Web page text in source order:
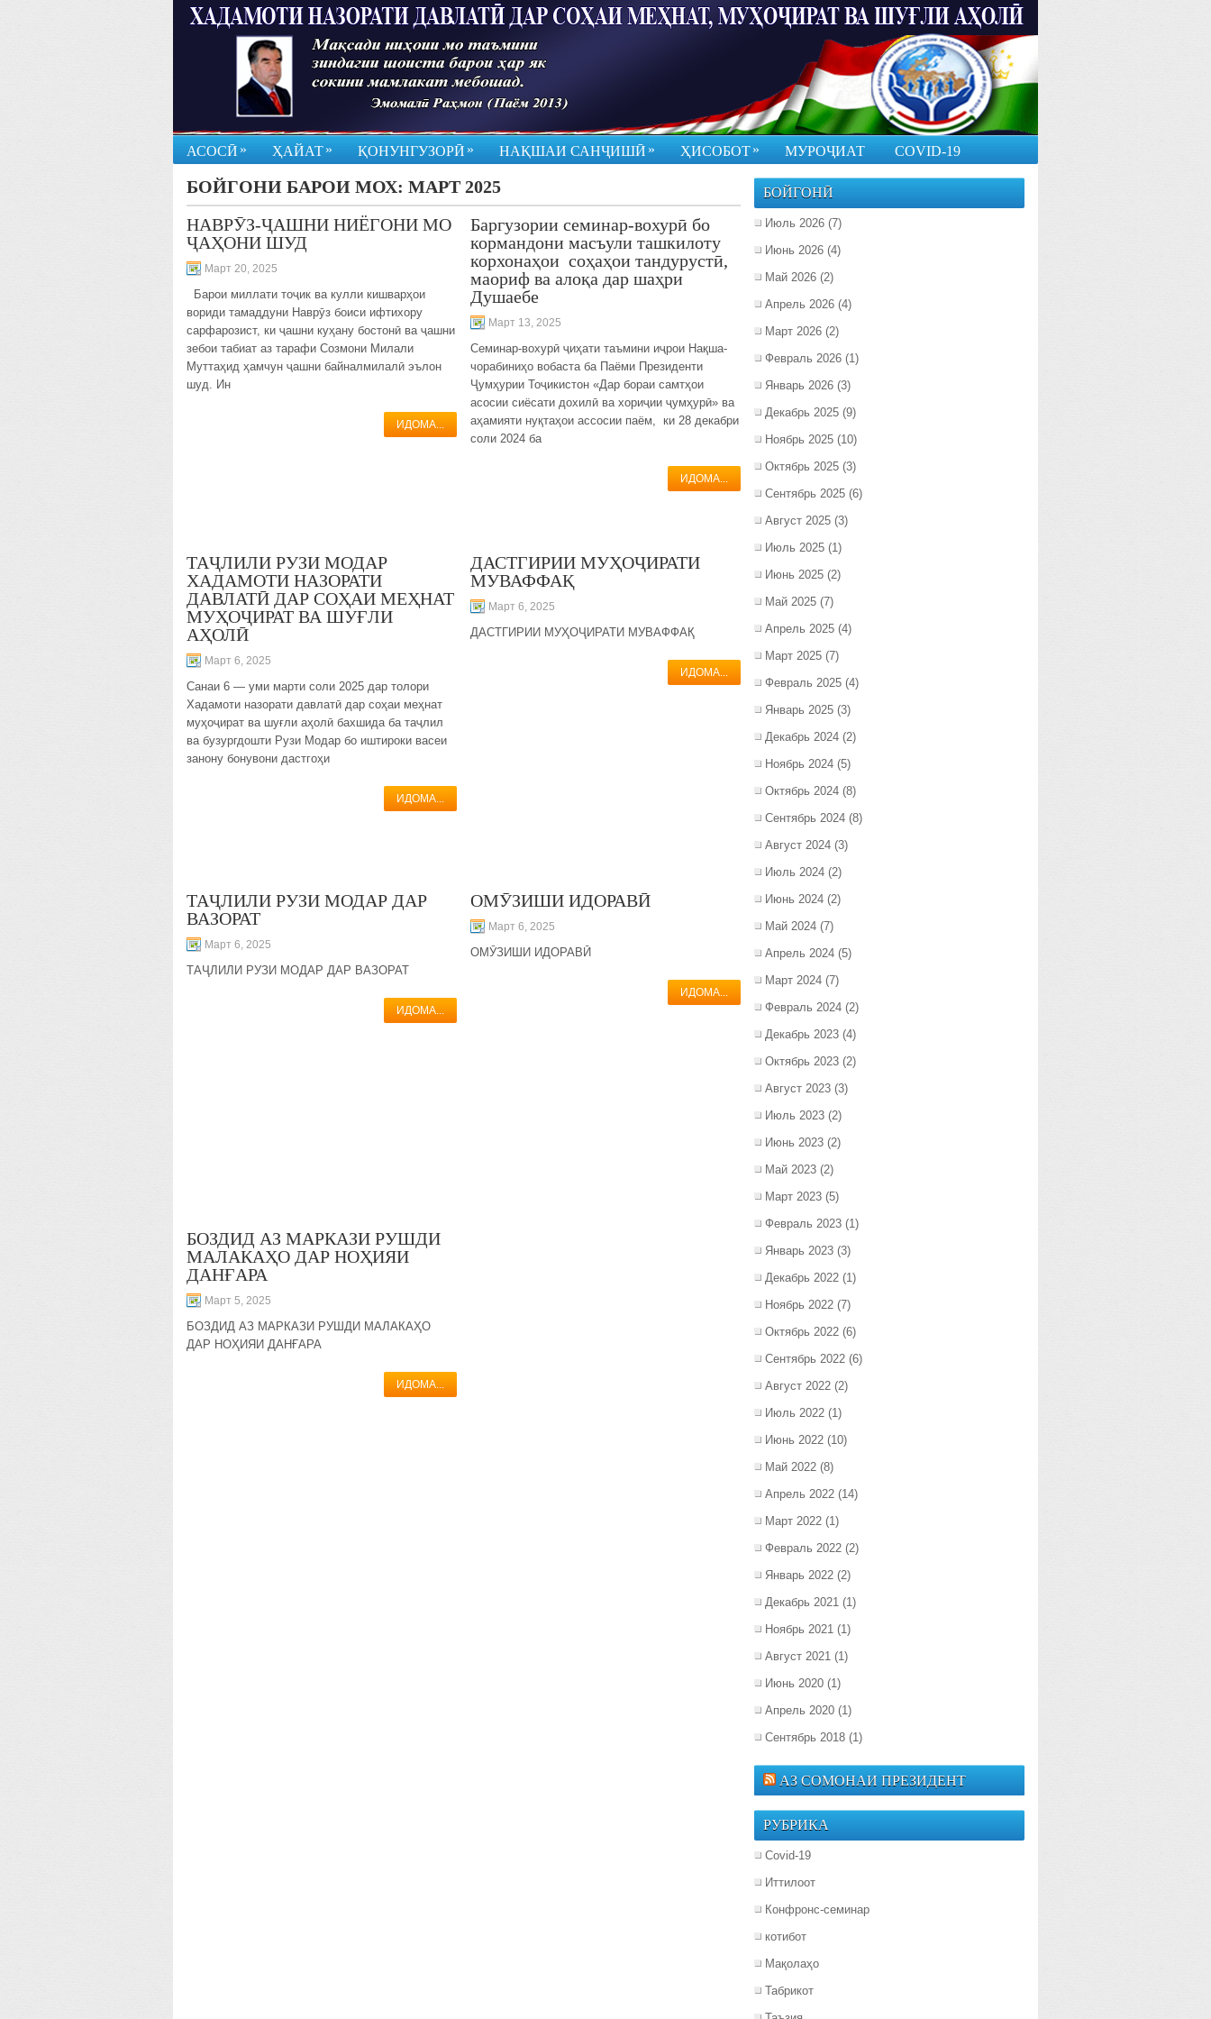
АСОСӢ » ҲАЙАТ» ҚОНУНГУЗОРӢ » НАҚШАИ САНҶИШӢ » ҲИСОБОТ» МУРОҶИАТ COVID-19
БОЙГОНИ БАРОИ МОХ: МАРТ 2025
НАВРӮЗ-ҶАШНИ НИЁГОНИ МО
ҶАҲОНИ ШУД
Март 20, 2025
Барои миллати тоҷик ва кулли кишварҳои
вориди тамаддуни Наврӯз боиси ифтихору
сарфарозист, ки ҷашни куҳану бостонӣ ва ҷашни
зебои табиат аз тарафи Созмони Милали
Муттаҳид ҳамчун ҷашни байналмилалӣ эълон
шуд. Ин
ИДОМА...
Баргузории семинар-вохурӣ бо
кормандони масъули ташкилоту
корхонаҳои соҳаҳои тандурустӣ,
маориф ва алоқа дар шаҳри
Душаебе
Март 13, 2025
Семинар-вохурӣ ҷиҳати таъмини иҷрои Нақша-
чорабиниҳо вобаста ба Паёми Президенти
Ҷумҳурии Тоҷикистон «Дар бораи самтҳои
асосии сиёсати дохилӣ ва хориҷии ҷумҳурӣ» ва
аҳамияти нуқтаҳои ассосии паём, ки 28 декабри
соли 2024 ба
ИДОМА...
ТАҶЛИЛИ РУЗИ МОДАР
ХАДАМОТИ НАЗОРАТИ
ДАВЛАТӢ ДАР СОҲАИ МЕҲНАТ
МУҲОҶИРАТ ВА ШУҒЛИ
АҲОЛӢ
Март 6, 2025
Санаи 6 — уми марти соли 2025 дар толори
Хадамоти назорати давлатӣ дар соҳаи меҳнат
муҳоҷират ва шуғли аҳолӣ бахшида ба таҷлил
ва бузургдошти Рузи Модар бо иштироки васеи
занону бонувони дастгоҳи
ИДОМА...
ДАСТГИРИИ МУҲОҶИРАТИ
МУВАФФАҚ
Март 6, 2025
ДАСТГИРИИ МУҲОҶИРАТИ МУВАФФАҚ
ИДОМА...
ТАҶЛИЛИ РУЗИ МОДАР ДАР
ВАЗОРАТ
Март 6, 2025
ТАҶЛИЛИ РУЗИ МОДАР ДАР ВАЗОРАТ
ИДОМА...
ОМӮЗИШИ ИДОРАВӢ
Март 6, 2025
ОМӮЗИШИ ИДОРАВӢ
ИДОМА...
БОЗДИД АЗ МАРКАЗИ РУШДИ
МАЛАКАҲО ДАР НОҲИЯИ
ДАНҒАРА
Март 5, 2025
БОЗДИД АЗ МАРКАЗИ РУШДИ МАЛАКАҲО
ДАР НОҲИЯИ ДАНҒАРА
ИДОМА...
БОЙГОНӢ
Июль 2026 (7)
Июнь 2026 (4)
Май 2026 (2)
Апрель 2026 (4)
Март 2026 (2)
Февраль 2026 (1)
Январь 2026 (3)
Декабрь 2025 (9)
Ноябрь 2025 (10)
Октябрь 2025 (3)
Сентябрь 2025 (6)
Август 2025 (3)
Июль 2025 (1)
Июнь 2025 (2)
Май 2025 (7)
Апрель 2025 (4)
Март 2025 (7)
Февраль 2025 (4)
Январь 2025 (3)
Декабрь 2024 (2)
Ноябрь 2024 (5)
Октябрь 2024 (8)
Сентябрь 2024 (8)
Август 2024 (3)
Июль 2024 (2)
Июнь 2024 (2)
Май 2024 (7)
Апрель 2024 (5)
Март 2024 (7)
Февраль 2024 (2)
Декабрь 2023 (4)
Октябрь 2023 (2)
Август 2023 (3)
Июль 2023 (2)
Июнь 2023 (2)
Май 2023 (2)
Март 2023 (5)
Февраль 2023 (1)
Январь 2023 (3)
Декабрь 2022 (1)
Ноябрь 2022 (7)
Октябрь 2022 (6)
Сентябрь 2022 (6)
Август 2022 (2)
Июль 2022 (1)
Июнь 2022 (10)
Май 2022 (8)
Апрель 2022 (14)
Март 2022 (1)
Февраль 2022 (2)
Январь 2022 (2)
Декабрь 2021 (1)
Ноябрь 2021 (1)
Август 2021 (1)
Июнь 2020 (1)
Апрель 2020 (1)
Сентябрь 2018 (1)
АЗ СОМОНАИ ПРЕЗИДЕНТ
РУБРИКА
Covid-19
Иттилоот
Конфронс-семинар
котибот
Мақолаҳо
Табрикот